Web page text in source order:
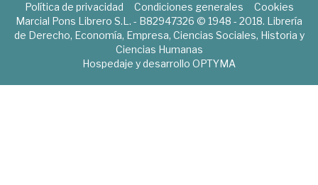
Política de privacidad Condiciones generales
Cookies
Marcial Pons Librero S.L. - B82947326 © 1948 - 2018. Librería
de Derecho, Economía, Empresa, Ciencias Sociales, Historia y
Ciencias Humanas
Hospedaje y desarrollo OPTYMA